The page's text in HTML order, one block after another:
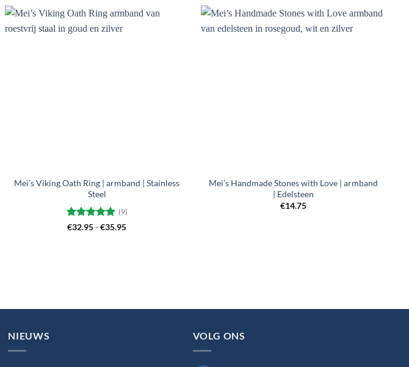
Mei’s Viking Oath Ring | armband | Stainless
Steel
Gewaardeerd
(9)
€32.95-€35.95Prijsklasse:
Mei’s Handmade Stones with Love | armband
| Edelsteen
€14.75
NIEUWS VOLG ONS